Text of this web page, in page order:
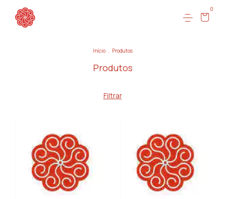
0
Início . Produtos
Produtos
Filtrar